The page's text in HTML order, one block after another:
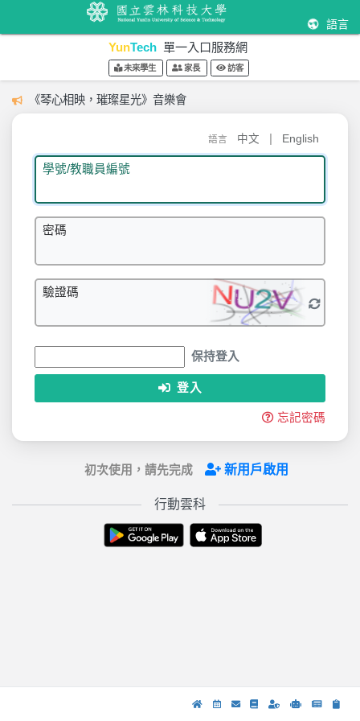
語言
YunTech 單一入口服務網
未來學生 家長 訪客
《琴心相映，璀璨星光》音樂會
語言 中文 English
學號/教職員編號
密碼
驗證碼
保持登入
登入
忘記密碼
初次使用，請先完成 新用戶啟用
行動雲科